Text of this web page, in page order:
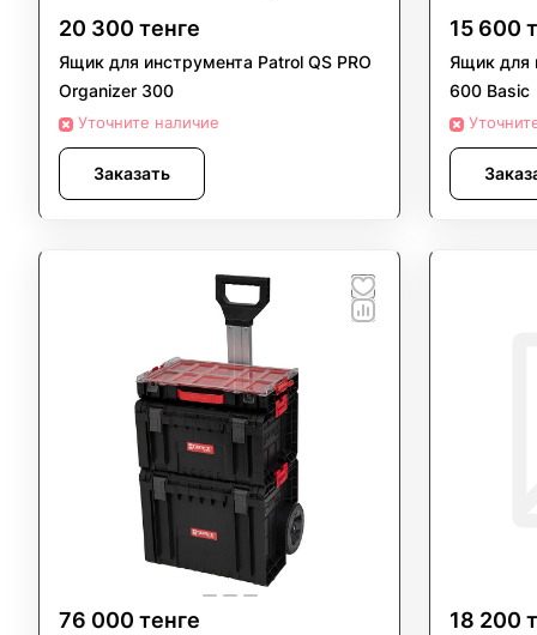
Полное
20 300 тенге
Ящик для инструмента Patrol QS PRO
Organizer 300
Уточните наличие
Заказать
15 600
Ящик для
600 Basic
76 000 тенге 18 200